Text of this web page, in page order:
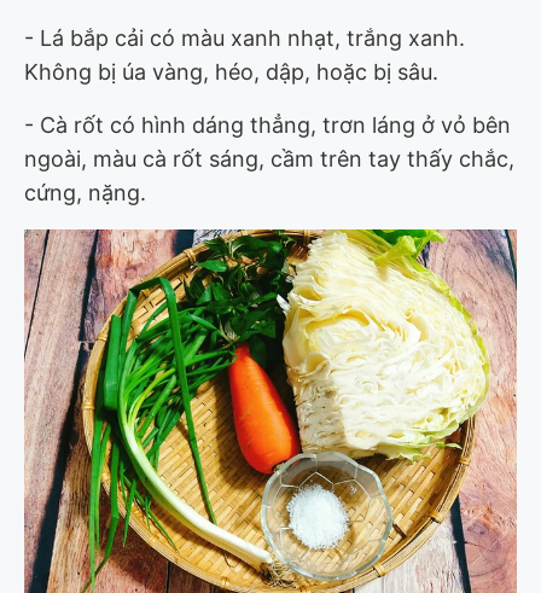
- Lá bắp cải có màu xanh nhạt, trắng xanh.
Không bị úa vàng, héo, dập, hoặc bị sâu.
- Cà rốt có hình dáng thẳng, trơn láng ở vỏ bên
ngoài, màu cà rốt sáng, cầm trên tay thấy chắc,
cứng, nặng.